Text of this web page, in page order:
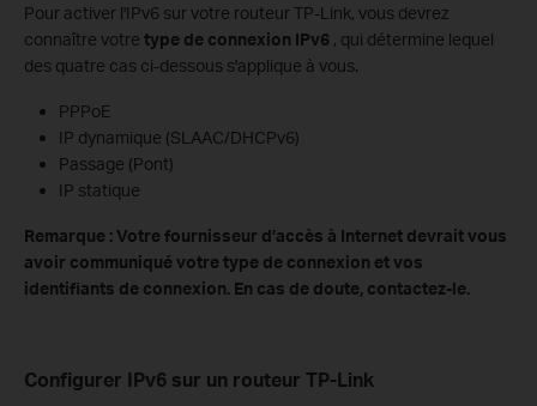
Pour activer l'IPv6 sur votre routeur TP-Link, vous devrez
connaître votre type de connexion IPv6 , qui détermine lequel
des quatre cas ci-dessous s'applique à vous.
PPPoE
IP dynamique (SLAAC/DHCPv6)
Passage (Pont)
IP statique
Remarque : Votre fournisseur d’accès à Internet devrait vous
avoir communiqué votre type de connexion et vos
identifiants de connexion. En cas de doute, contactez-le.
Configurer IPv6 sur un routeur TP-Link